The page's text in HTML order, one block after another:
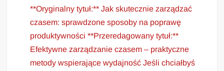
**Oryginalny tytuł:** Jak skutecznie zarządzać
czasem: sprawdzone sposoby na poprawę
produktywności **Przeredagowany tytuł:**
Efektywne zarządzanie czasem – praktyczne
metody wspierające wydajność Jeśli chciałbyś